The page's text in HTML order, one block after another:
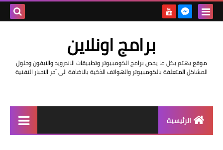
برامج اونلاين
موقع يهتم بكل ما يخص برامج الكومبيوتر وتطبيقات الاندرويد والايفون وحلول
المشاكل المتعلقة بالكومبيوتر والهواتف الذكية بالاضافة الى آخر الاخبار التقنية
الرئيسية